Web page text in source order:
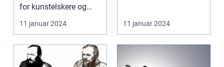
for kunstelskere og
samlere verde...
11 januar 2024 11 januar 2024